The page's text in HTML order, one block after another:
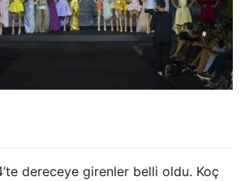
dereceye girenler belli oldu. Koç